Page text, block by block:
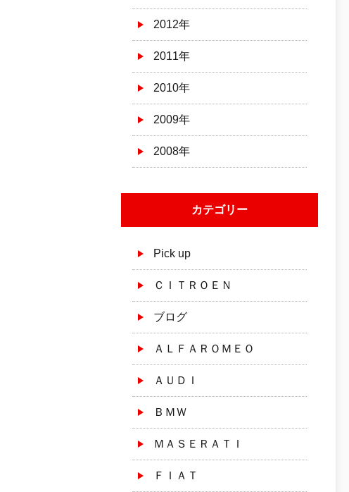
2012年
2011年
2010年
2009年
2008年
カテゴリー
Pick up
ＣＩＴＲＯＥＮ
ブログ
ＡＬＦＡＲＯＭＥＯ
ＡＵＤＩ
ＢＭＷ
ＭＡＳＥＲＡＴＩ
ＦＩＡＴ